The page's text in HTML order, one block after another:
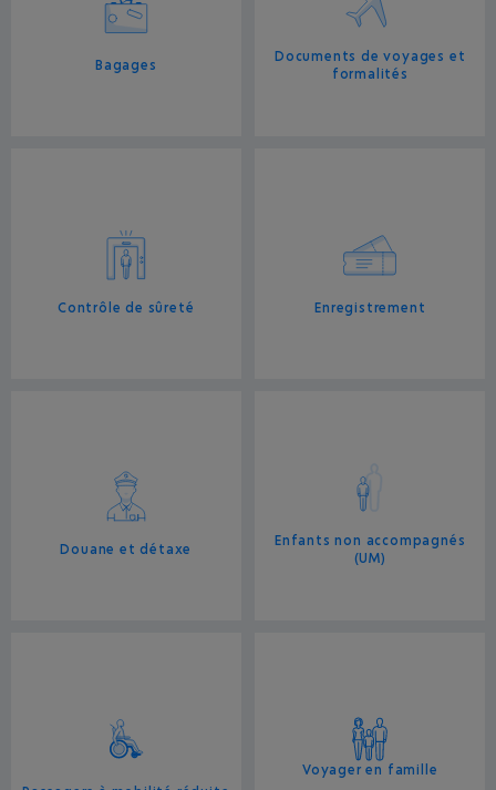
Bagages
Documents de voyages et
formalités
Contrôle de sûreté Enregistrement
Douane et détaxe
Enfants non accompagnés
(UM)
Voyager en famille